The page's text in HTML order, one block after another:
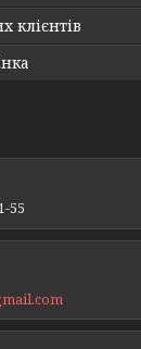
клієнтів
55